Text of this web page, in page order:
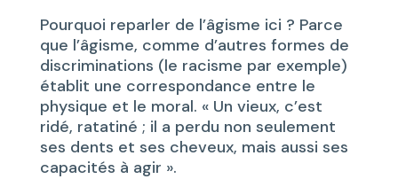
Pourquoi reparler de l’âgisme ici ? Parce
que l’âgisme, comme d’autres formes de
discriminations (le racisme par exemple)
établit une correspondance entre le
physique et le moral. « Un vieux, c’est
ridé, ratatiné ; il a perdu non seulement
ses dents et ses cheveux, mais aussi ses
capacités à agir ».